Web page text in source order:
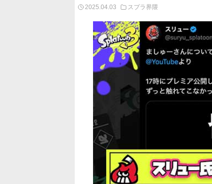
2025.04.03 スプラ界隈